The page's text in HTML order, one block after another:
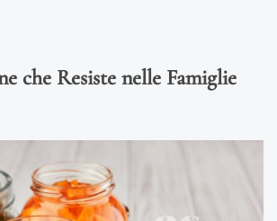
che Resiste nelle Famiglie